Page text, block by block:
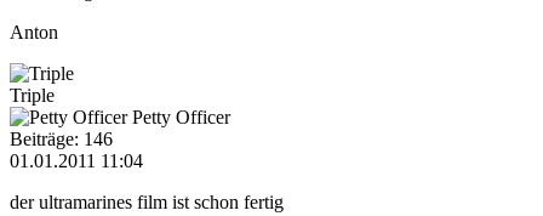
Anton
Triple
Petty Officer
Beiträge: 146
01.01.2011 11:04
der ultramarines film ist schon fertig